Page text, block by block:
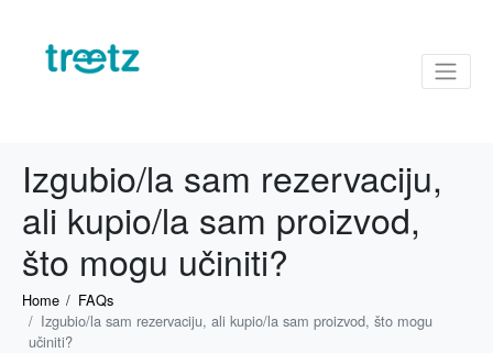
Izgubio/la sam rezervaciju,
ali kupio/la sam proizvod,
što mogu učiniti?
Home
FAQs
Izgubio/la sam rezervaciju, ali kupio/la sam proizvod, što mogu
učiniti?